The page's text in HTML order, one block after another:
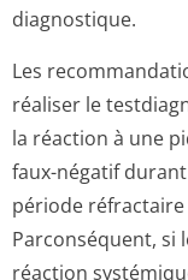
diagnostique.
Les
réaliser le
la réaction à une
faux-négatif
période
Parconséquent, si
réaction